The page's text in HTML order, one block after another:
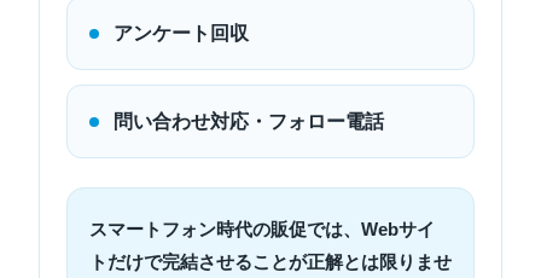
アンケート回収
問い合わせ対応・フォロー電話
スマートフォン時代の販促では、Webサイ
トだけで完結させることが正解とは限りませ